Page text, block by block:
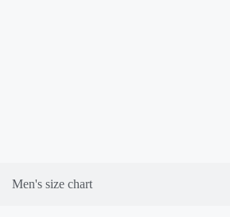
Men's size chart